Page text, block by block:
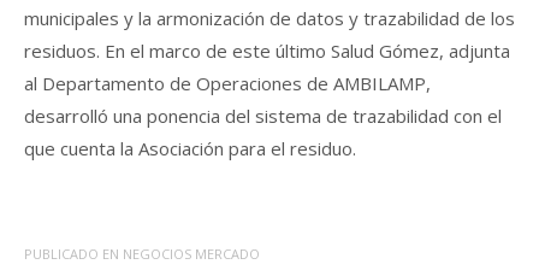
municipales y la armonización de datos y trazabilidad de los
residuos. En el marco de este último Salud Gómez, adjunta
al Departamento de Operaciones de AMBILAMP,
desarrolló una ponencia del sistema de trazabilidad con el
que cuenta la Asociación para el residuo.
PUBLICADO EN NEGOCIOS MERCADO